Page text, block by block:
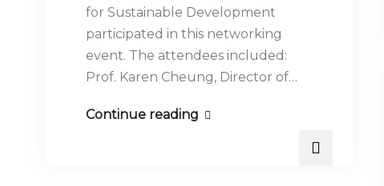
for Sustainable Development
participated in this networking
event. The attendees included:
Prof. Karen Cheung, Director of…
Continue reading